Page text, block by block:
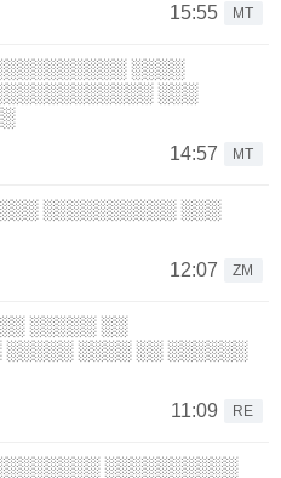
15:55
MT
░░░░
░░░
14:57
MT
░░░░░░░░░░ ░░░
12:07
ZM
░░░░░ ░░
░░░░ ░░ ░░░░░░
11:09
RE
░░░░░░░░░░